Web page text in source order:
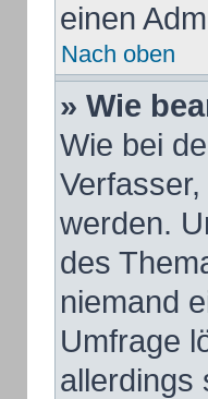
einen
Nach oben
» Wie
Wie bei
werden.
des
niemand
Umfrage
allerdings